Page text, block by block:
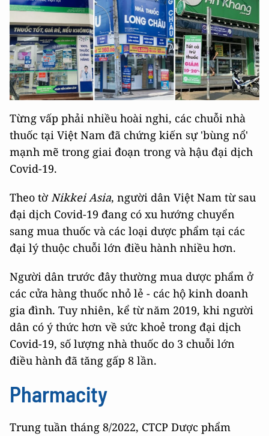
Từng vấp phải nhiều hoài nghi, các chuỗi nhà
thuốc tại Việt Nam đã chứng kiến sự 'bùng nổ'
mạnh mẽ trong giai đoạn trong và hậu đại dịch
Covid-19.
Theo tờ Nikkei Asia, người dân Việt Nam từ sau
đại dịch Covid-19 đang có xu hướng chuyển
sang mua thuốc và các loại dược phẩm tại các
đại lý thuộc chuỗi lớn điều hành nhiều hơn.
Người dân trước đây thường mua dược phẩm ở
các cửa hàng thuốc nhỏ lẻ - các hộ kinh doanh
gia đình. Tuy nhiên, kể từ năm 2019, khi người
dân có ý thức hơn về sức khoẻ trong đại dịch
Covid-19, số lượng nhà thuốc do 3 chuỗi lớn
điều hành đã tăng gấp 8 lần.
Pharmacity
Trung tuần tháng 8/2022, CTCP Dược phẩm